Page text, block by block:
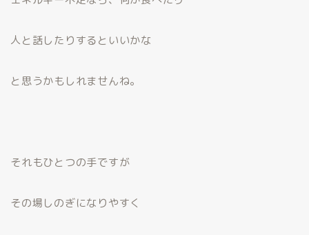
人と話したりするといいかな
と思うかもしれませんね。
それもひとつの手ですが
その場しのぎになりやすく